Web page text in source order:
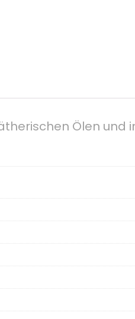
Ölen und